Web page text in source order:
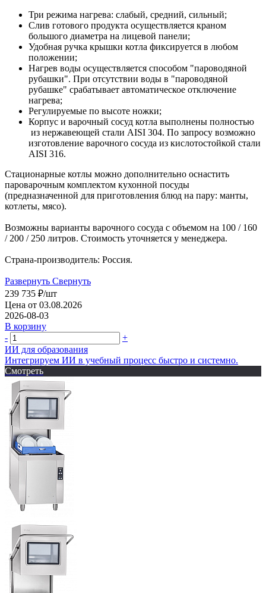
Три режима нагрева: слабый, средний, сильный;
Слив готового продукта осуществляется краном
большого диаметра на лицевой панели;
Удобная ручка крышки котла фиксируется в любом
положении;
Нагрев воды осуществляется способом "пароводяной
рубашки". При отсутствии воды в "пароводяной
рубашке" срабатывает автоматическое отключение
нагрева;
Регулируемые по высоте ножки;
Корпус и варочный сосуд котла выполнены полностью
из нержавеющей стали AISI 304. По запросу возможно
изготовление варочного сосуда из кислотостойкой стали
AISI 316.
Стационарные котлы можно дополнительно оснастить
пароварочным комплектом кухонной посуды
(предназначенной для приготовления блюд на пару: манты,
котлеты, мясо).
Возможны варианты варочного сосуда с объемом на 100 / 160
/ 200 / 250 литров. Стоимость уточняется у менеджера.
Страна-производитель: Россия.
Развернуть Свернуть
239 735 ₽/шт
Цена от 03.08.2026
2026-08-03
В корзину
-
+
ИИ для образования
Интегрируем ИИ в учебный процесс быстро и системно.
Смотреть